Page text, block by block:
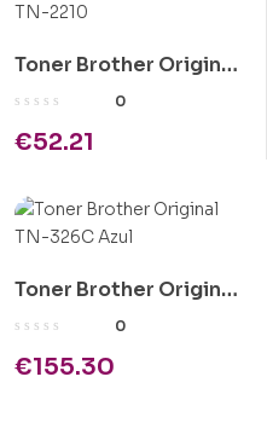
Toner Brother Original
TN-2210
0
€52.21
Toner Brother Original
TN-326C Azul
0
€155.30